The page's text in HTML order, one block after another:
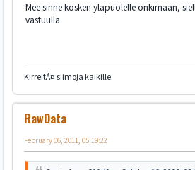
Mee sinne kosken yläpuolelle onkimaan,
vastuulla.
KirreitÃ¤ siimoja kaikille.
RawData
February 06, 2011, 05:19:22